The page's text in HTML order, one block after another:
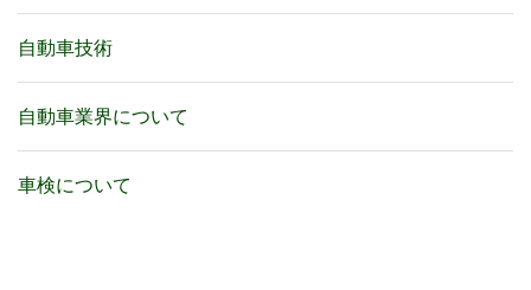
自動車技術
自動車業界について
車検について